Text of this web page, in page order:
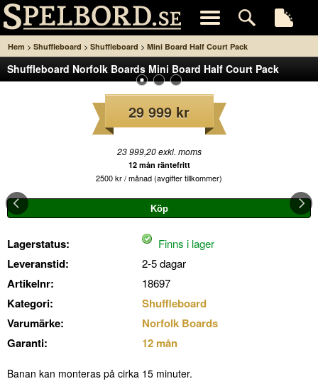
Hem > Shuffleboard > Shuffleboard > Mini Board Half Court Pack
Shuffleboard Norfolk Boards Mini Board Half Court Pack
29 999 kr
23 999,20 exkl. moms
12 mån räntefritt
2500 kr / månad (avgifter tillkommer)
Lagerstatus: Finns i lager
Leveranstid: 2-5 dagar
Artikelnr: 18697
Kategori:
Shuffleboard
Varumärke:
Norfolk Boards
Garanti:
12 mån
Banan kan monteras på cirka 15 minuter.